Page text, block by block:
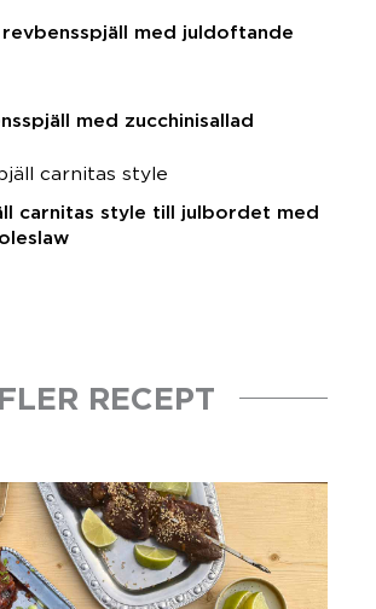
med juldoftande
med zucchinisallad
carnitas style till julbordet med
FLER RECEPT